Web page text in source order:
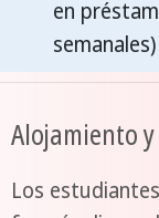
en
Alojamiento
Los